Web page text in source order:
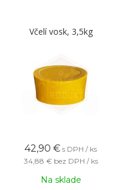
Včelí vosk, 3,5kg
42,90 € s DPH / ks
34,88 € bez DPH / ks
Na sklade